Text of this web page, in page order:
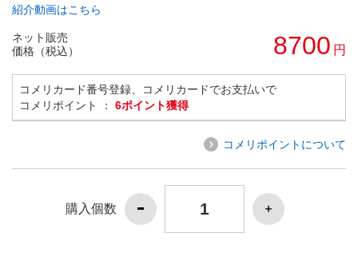
紹介動画はこちら
ネット販売
価格（税込）
8700 円
コメリカード番号登録、コメリカードでお支払いで
コメリポイント ： 6ポイント獲得
コメリポイントについて
購入個数